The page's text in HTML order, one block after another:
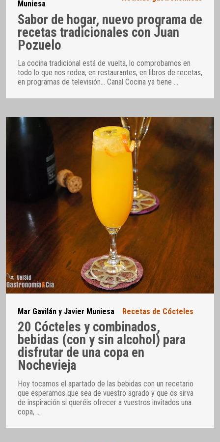
Muniesa
Sabor de hogar, nuevo programa de
recetas tradicionales con Juan
Pozuelo
La cocina tradicional está de vuelta, lo comprobamos en
todo lo que nos rodea, en restaurantes, en libros de recetas,
en programas de televisión… Canal Cocina ya tiene …
Mar Gavilán y Javier Muniesa Recetas de Cócteles
20 Cócteles y combinados,
bebidas (con y sin alcohol) para
disfrutar de una copa en
Nochevieja
Hoy tocamos el apartado de las bebidas con un recetario
que esperamos que sea de vuestro agrado y que os sirva
de inspiración si queréis ofrecer a vuestros invitados una
copa,